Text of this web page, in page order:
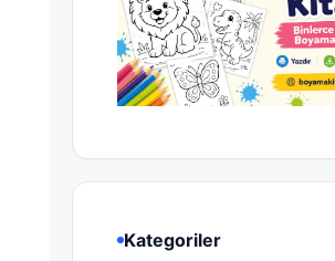
Kategoriler